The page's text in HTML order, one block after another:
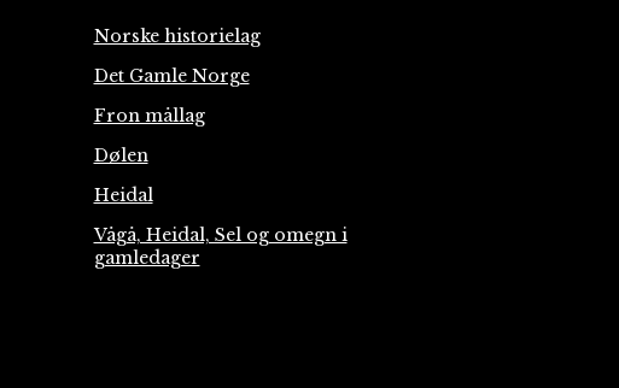
Norske historielag
Det Gamle Norge
Fron mållag
Dølen
Heidal
Vågå, Heidal, Sel og omegn i
gamledager